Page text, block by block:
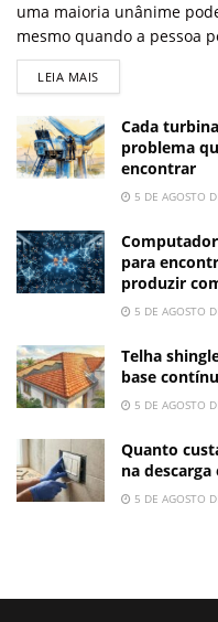
uma maioria unânime
mesmo quando a pessoa
LEIA MAIS
Cada
problema
encontrar
5 DE AGOSTO
para
produzir
5 DE AGOSTO
Telha
base
5 DE AGOSTO
Quanto
na
5 DE AGOSTO